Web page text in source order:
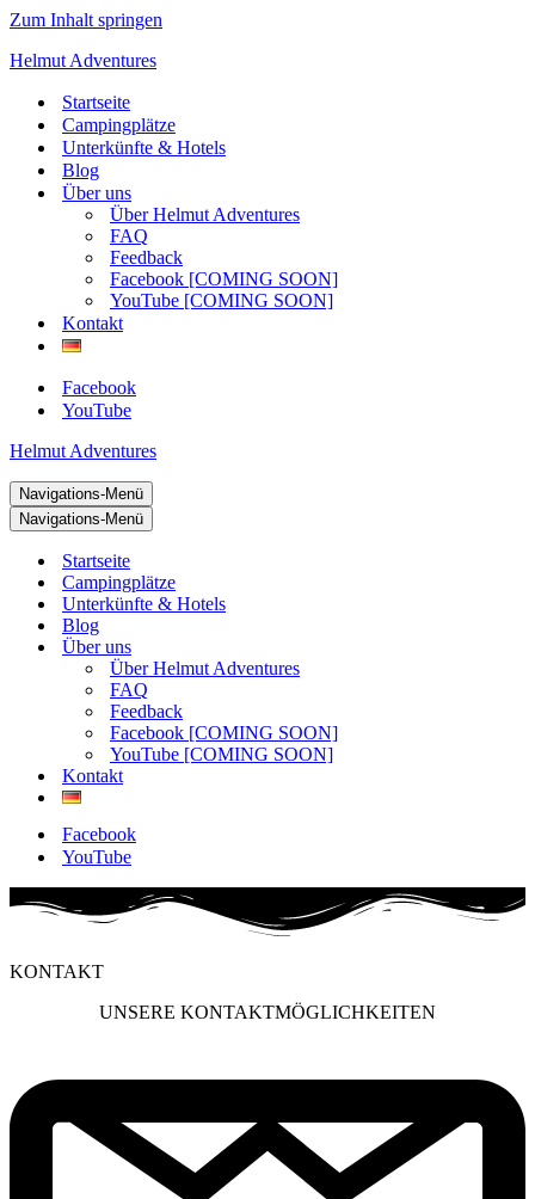
Zum Inhalt springen
Helmut Adventures
Startseite
Campingplätze
Unterkünfte & Hotels
Blog
Über uns
Über Helmut Adventures
FAQ
Feedback
Facebook [COMING SOON]
YouTube [COMING SOON]
Kontakt
Facebook
YouTube
Helmut Adventures
Navigations-Menü
Navigations-Menü
Startseite
Campingplätze
Unterkünfte & Hotels
Blog
Über uns
Über Helmut Adventures
FAQ
Feedback
Facebook [COMING SOON]
YouTube [COMING SOON]
Kontakt
Facebook
YouTube
KONTAKT
UNSERE KONTAKTMÖGLICHKEITEN